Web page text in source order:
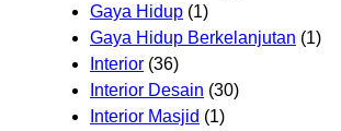
Gaya Hidup (1)
Gaya Hidup Berkelanjutan (1)
Interior (36)
Interior Desain (30)
Interior Masjid (1)